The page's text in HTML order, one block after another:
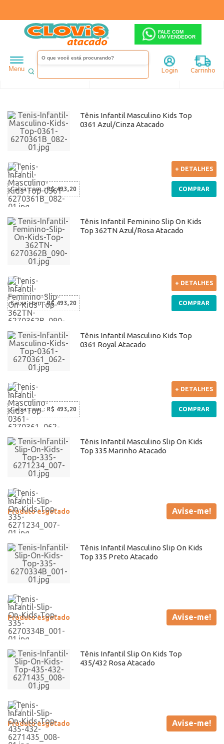
FALE COM
UM VENDEDOR
Menu Login Carrinho
Infantil Kids top
Ordenar Filtrar
Tênis Infantil Masculino Kids Top
0361 Azul/Cinza Atacado
Caixa com :R$ 493,20
+ DETALHES
COMPRAR
Tênis Infantil Feminino Slip On Kids
Top 362TN Azul/Rosa Atacado
Caixa com:R$ 493,20
+ DETALHES
COMPRAR
Tênis Infantil Masculino Kids Top
0361 Royal Atacado
Caixa com : R$ 493,20
+ DETALHES
COMPRAR
Tênis Infantil Masculino Slip On Kids
Top 335 Marinho Atacado
Produto esgotado Avise-me!
Tênis Infantil Masculino Slip On Kids
Top 335 Preto Atacado
Produto esgotado Avise-me!
Tênis Infantil Slip On Kids Top
435/432 Rosa Atacado
Produto esgotado Avise-me!